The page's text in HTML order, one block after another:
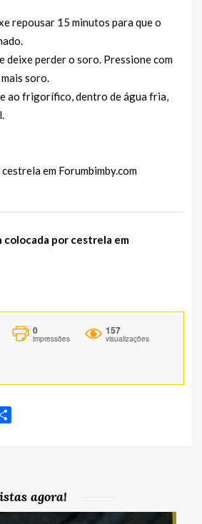
repousar 15 minutos para que o
deixe perder o soro. Pressione com
soro.
ao frigorífico, dentro de água fria,
em Forumbimby.com
colocada por cestrela em
0
impressões
157
visualizações
agora!